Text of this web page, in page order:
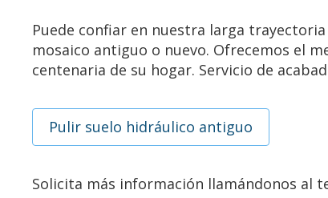
Puede confiar en nuestra larga
mosaico antiguo o nuevo. Ofrecemos el
centenaria de su hogar. Servicio de
Pulir suelo hidráulico antiguo
Solicita más información llamándonos al